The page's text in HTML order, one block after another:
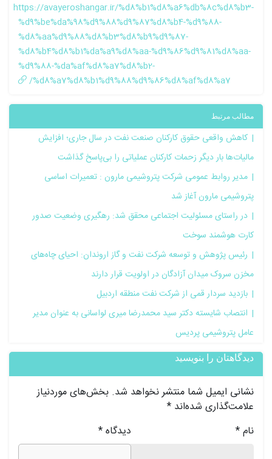
https://avayeroshangar.ir/%d8%b1%d8%a6%db%8c%d8%b3-
%d9%be%da%98%d9%88%d9%87%d8%b4-%d9%88-
%d8%aa%d9%88%d8%b3%d8%b9%d9%87-
%d8%b4%d8%b1%da%a9%d8%aa-%d9%86%d9%81%d8%aa-
%d9%88-%da%af%d8%a7%d8%b2-
%d8%a7%d8%b1%d9%88%d9%86%d8%af%d8%a7/
مطالب مرتبط
کاهش واقعی حقوق کارکنان صنعت نفت در سال جاری؛ افزایش
مالیات‌ها بار دیگر زحمات کارکنان عملیاتی را بی‌پاسخ گذاشت
مدیر روابط عمومی شرکت پتروشیمی مارون : تعمیرات اساسی
پتروشیمی مارون آغاز شد
در راستای مسئولیت اجتماعی محقق شد: رهگیری وضعیت صدور
کارت هوشمند سوخت
رئیس پژوهش و توسعه شرکت نفت و گاز اروندان: احیای چاه‌های
مخزن سروک میدان آزادگان در اولویت قرار دارند
بازدید سردار قمی از شرکت نفت منطقه اردبیل
انتصاب شایسته دکتر سید محمدرضا میری لواسانی به عنوان مدیر
عامل پتروشیمی پردیس
دیدگاهتان را بنویسید
نشانی ایمیل شما منتشر نخواهد شد. بخش‌های موردنیاز
علامت‌گذاری شده‌اند *
دیدگاه* نام*